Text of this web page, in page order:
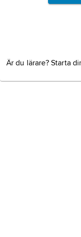
Är du lärare? Starta